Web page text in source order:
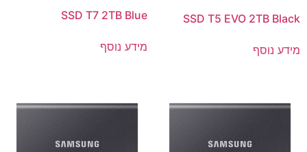
SSD T5 EVO 2TB Black
מידע נוסף
SSD T7 2TB Blue
מידע נוסף